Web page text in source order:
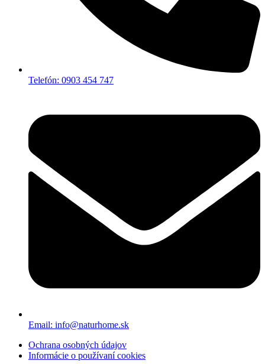
Telefón: 0903 454 747
Email: info@naturhome.sk
Ochrana osobných údajov
Informácie o používaní cookies